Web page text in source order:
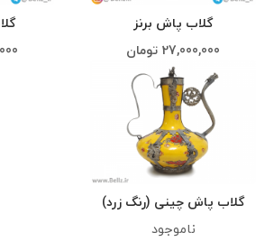
گلاب پاش برنز
27,000,000 تومان
گلاب پاش چینی (رنگ زرد)
ناموجود